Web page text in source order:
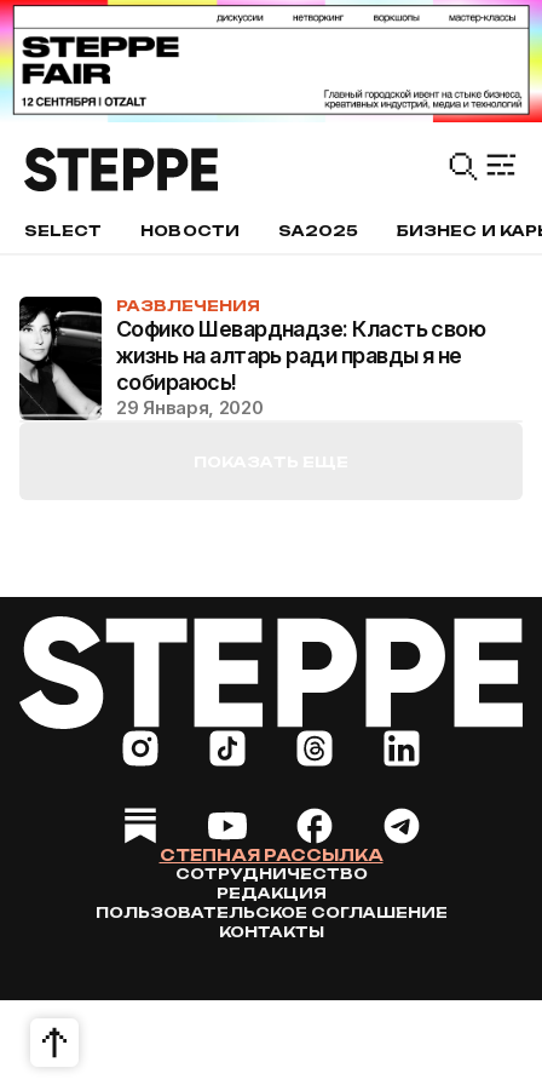
SELECT НОВОСТИ SA2025 БИЗНЕС И
РАЗВЛЕЧЕНИЯ
Софико Шеварднадзе: Класть свою
жизнь на алтарь ради правды я не
собираюсь!
29 Января, 2020
СТЕПНАЯ РАССЫЛКА
СОТРУДНИЧЕСТВО
РЕДАКЦИЯ
ПОЛЬЗОВАТЕЛЬСКОЕ СОГЛАШЕНИЕ
КОНТАКТЫ